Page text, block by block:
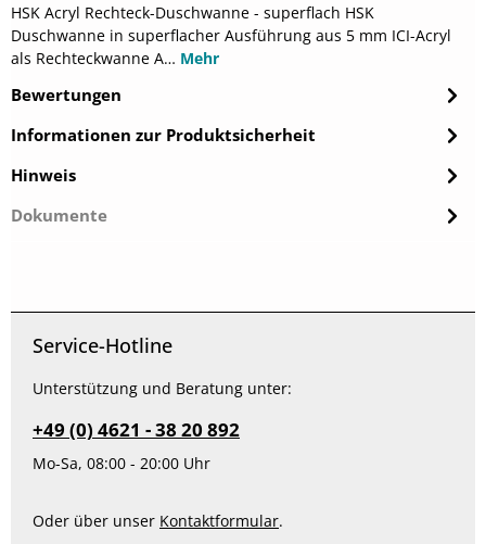
HSK Acryl Rechteck-Duschwanne - superflach HSK
Duschwanne in superflacher Ausführung aus 5 mm ICI-Acryl
als Rechteckwanne A… Mehr
Bewertungen
Informationen zur Produktsicherheit
Hinweis
Dokumente
Service-Hotline
Unterstützung und Beratung unter:
+49 (0) 4621 - 38 20 892
Mo-Sa, 08:00 - 20:00 Uhr
Oder über unser Kontaktformular.